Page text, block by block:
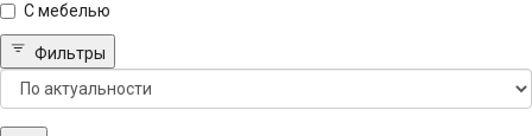
С мебелью
Фильтры